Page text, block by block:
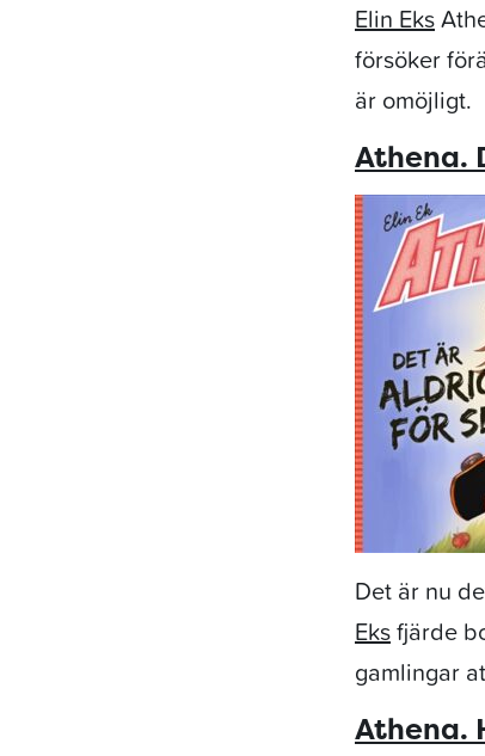
Elin Eks
försöker
är omöjligt.
Athena.
Det är nu
Eksfjärde
gamlingar
Athena.